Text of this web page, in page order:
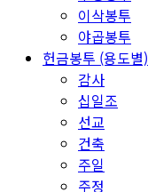
이삭봉투
야곱봉투
헌금봉투 (용도별)
감사
십일조
선교
건축
주일
주정